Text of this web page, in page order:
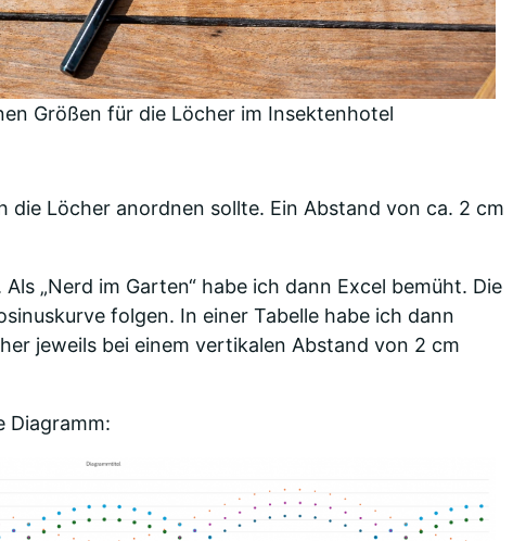
Größen für die Löcher im Insektenhotel
die Löcher anordnen sollte. Ein Abstand von ca. 2 cm
„Nerd im Garten“ habe ich dann Excel bemüht. Die
folgen. In einer Tabelle habe ich dann
jeweils bei einem vertikalen Abstand von 2 cm
Diagramm: